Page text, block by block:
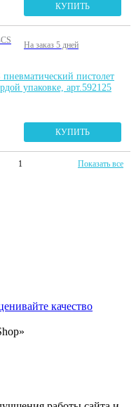
КУПИТЬ
На заказ 5 дней
пистолет
упаковке, арт.592125
КУПИТЬ
1 Показать все